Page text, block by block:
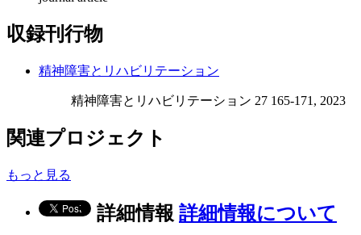
収録刊行物
精神障害とリハビリテーション
精神障害とリハビリテーション 27 165-171, 2023
関連プロジェクト
もっと見る
詳細情報 詳細情報について